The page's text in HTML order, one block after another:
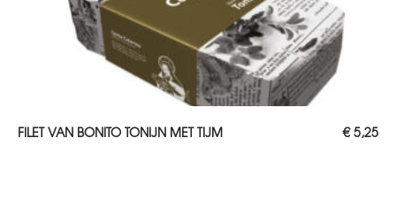
TOEVOEGEN AAN WINKELWAGEN
FILET VAN BONITO TONIJN MET TIJM €5,25